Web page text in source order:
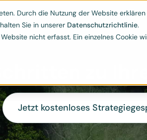
Durch die Nutzung der Website
Sie in unserer Datenschutzrichtlinie.
nicht erfasst. Ein einzelnes Cookie
 Über uns 
Jetzt kostenloses